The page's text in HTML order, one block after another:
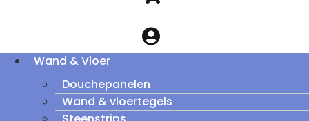
Wand & Vloer
Douchepanelen
Wand & vloertegels